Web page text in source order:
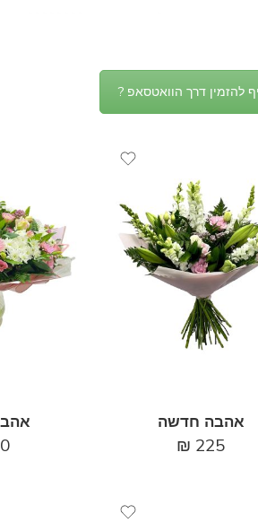
להזמין דרך הוואטסאפ ?
אהבה חדשה
225
₪